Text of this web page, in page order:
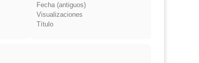
Fecha (antiguos)
Visualizaciones
Título